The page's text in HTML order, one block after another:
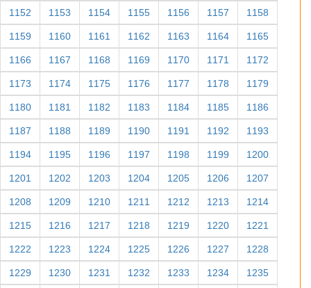
1152 1153 1154 1155 1156 1157 1158
1159 1160 1161 1162 1163 1164 1165
1166 1167 1168 1169 1170 1171 1172
1173 1174 1175 1176 1177 1178 1179
1180 1181 1182 1183 1184 1185 1186
1187 1188 1189 1190 1191 1192 1193
1194 1195 1196 1197 1198 1199 1200
1201 1202 1203 1204 1205 1206 1207
1208 1209 1210 1211 1212 1213 1214
1215 1216 1217 1218 1219 1220 1221
1222 1223 1224 1225 1226 1227 1228
1229 1230 1231 1232 1233 1234 1235